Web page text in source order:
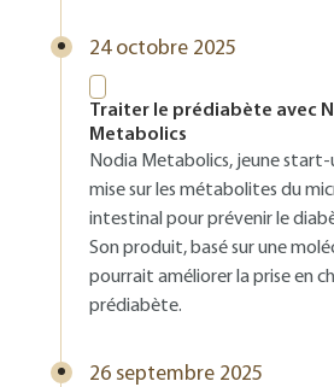
24 octobre 2025
Traiter le prédiabète avec
Metabolics
Nodia Metabolics, jeune start-
mise sur les métabolites du
intestinal pour prévenir le
Son produit, basé sur une
pourrait améliorer la prise en
prédiabète.
26 septembre 2025